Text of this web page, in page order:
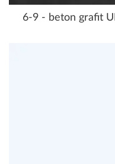
6-9 - beton grafit